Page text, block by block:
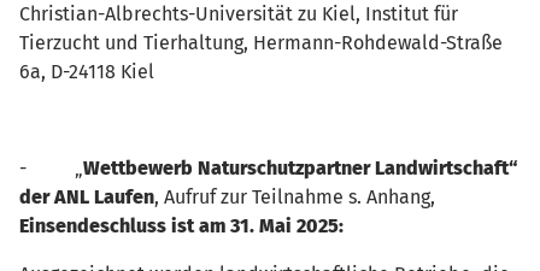
Christian-Albrechts-Universität zu Kiel, Institut für
Tierzucht und Tierhaltung, Hermann-Rohdewald-Straße
6a, D-24118 Kiel
- „Wettbewerb Naturschutzpartner Landwirtschaft“
der ANL Laufen, Aufruf zur Teilnahme s. Anhang,
Einsendeschluss ist am 31. Mai 2025: